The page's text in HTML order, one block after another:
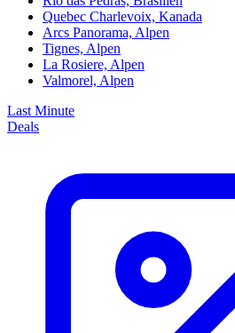
Quebec Charlevoix, Kanada
Arcs Panorama, Alpen
Tignes, Alpen
La Rosiere, Alpen
Valmorel, Alpen
Last Minute
Deals